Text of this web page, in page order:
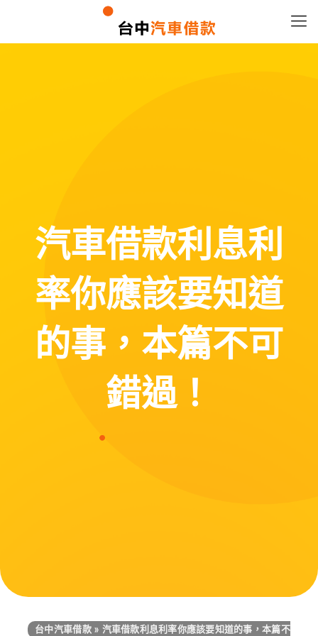
汽車借款利息利
率你應該要知道
的事，本篇不可
錯過！
台中汽車借款 » 汽車借款利息利率你應該要知道的事，本篇不